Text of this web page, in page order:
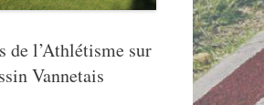
de l’Athlétisme sur
Vannetais